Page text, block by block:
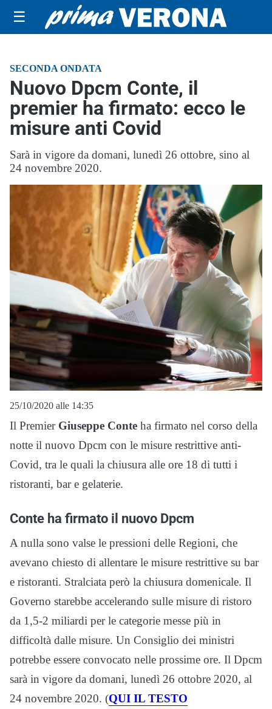
☰
SECONDA ONDATA
Nuovo Dpcm Conte, il
premier ha firmato: ecco le
misure anti Covid
Sarà in vigore da domani, lunedì 26 ottobre, sino al
24 novembre 2020.
25/10/2020 alle 14:35
Il Premier Giuseppe Conte ha firmato nel corso della
notte il nuovo Dpcm con le misure restrittive anti-
Covid, tra le quali la chiusura alle ore 18 di tutti i
ristoranti, bar e gelaterie.
Conte ha firmato il nuovo Dpcm
A nulla sono valse le pressioni delle Regioni, che
avevano chiesto di allentare le misure restrittive su bar
e ristoranti. Stralciata però la chiusura domenicale. Il
Governo starebbe accelerando sulle misure di ristoro
da 1,5-2 miliardi per le categorie messe più in
difficoltà dalle misure. Un Consiglio dei ministri
potrebbe essere convocato nelle prossime ore. Il Dpcm
sarà in vigore da domani, lunedì 26 ottobre 2020, al
24 novembre 2020. (QUI IL TESTO